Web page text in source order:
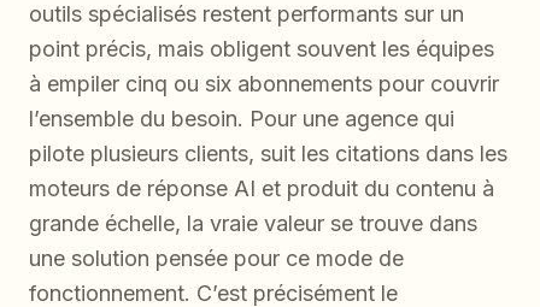
outils spécialisés restent performants sur un
point précis, mais obligent souvent les équipes
à empiler cinq ou six abonnements pour couvrir
l’ensemble du besoin. Pour une agence qui
pilote plusieurs clients, suit les citations dans les
moteurs de réponse AI et produit du contenu à
grande échelle, la vraie valeur se trouve dans
une solution pensée pour ce mode de
fonctionnement. C’est précisément le